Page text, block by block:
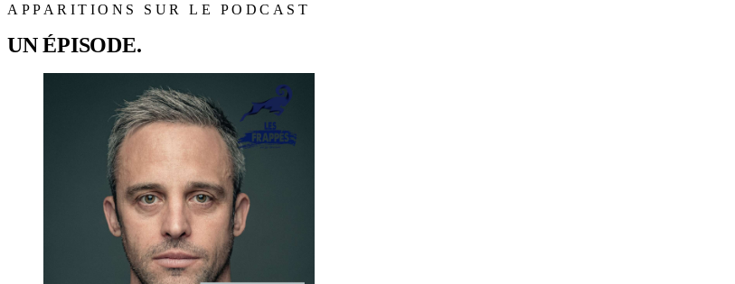
APPARITIONS SUR LE PODCAST
UN ÉPISODE.